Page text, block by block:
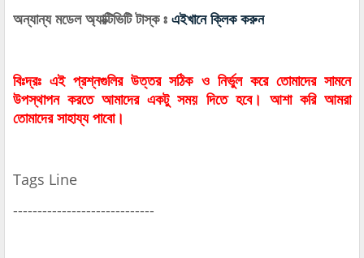
অন্যান্য মডেল অ্যাক্টিভিটি টাস্ক ঃ এইখানে ক্লিক করুন
বিঃদ্রঃ এই প্রশ্নগুলির উত্তর সঠিক ও নির্ভুল করে তোমাদের সামনে
উপস্থাপন করতে আমাদের একটু সময় দিতে হবে। আশা করি আমরা
তোমাদের সাহায্য পাবো।
Tags Line
-----------------------------